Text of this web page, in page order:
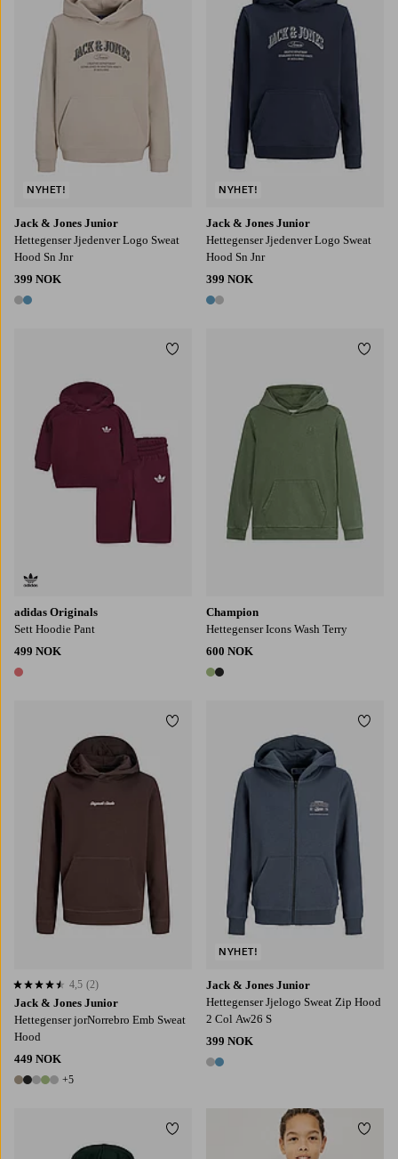
Jack & Jones Junior
Hettegenser Jjedenver Logo Sweat
Hood Sn Jnr
399 NOK
2 farger
NYHET!
Jack & Jones Junior
Hettegenser Jjedenver Logo Sweat
Hood Sn Jnr
399 NOK
2 farger
NYHET!
adidas Originals
Sett Hoodie Pant
499 NOK
1 farge
Legg til favoritter
Champion
Hettegenser Icons Wash Terry
600 NOK
2 farger
Jack & Jones Junior
Hettegenser jorNorrebro Emb Sweat
Hood
449 NOK
10 farger
+5
4,5 basert på 2 karaktergivninger
4,5 (2)
Legg til favoritter
164 176
Jack & Jones Junior
Hettegenser Jjelogo Sweat Zip Hood
2 Col Aw26 S
399 NOK
2 farger
NYHET!
164 176
Legg til favoritter